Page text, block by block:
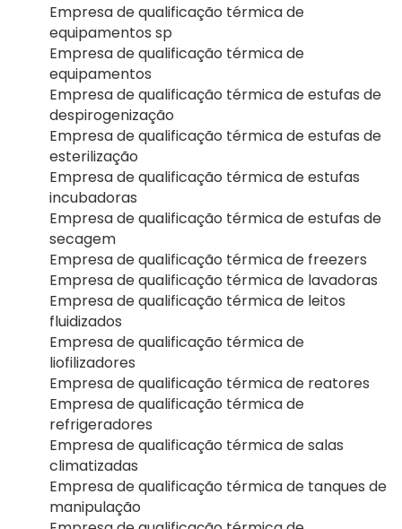
Empresa de qualificação térmica de
equipamentos sp
Empresa de qualificação térmica de
equipamentos
Empresa de qualificação térmica de estufas de
despirogenização
Empresa de qualificação térmica de estufas de
esterilização
Empresa de qualificação térmica de estufas
incubadoras
Empresa de qualificação térmica de estufas de
secagem
Empresa de qualificação térmica de freezers
Empresa de qualificação térmica de lavadoras
Empresa de qualificação térmica de leitos
fluidizados
Empresa de qualificação térmica de
liofilizadores
Empresa de qualificação térmica de reatores
Empresa de qualificação térmica de
refrigeradores
Empresa de qualificação térmica de salas
climatizadas
Empresa de qualificação térmica de tanques de
manipulação